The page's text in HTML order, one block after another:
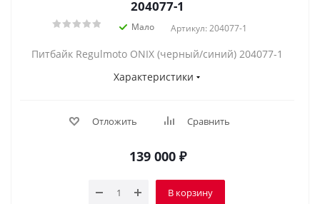
204077-1
Мало Артикул: 204077-1
Питбайк Regulmoto ONIX (черный/синий) 204077-1
Характеристики
Отложить Сравнить
139 000₽
В корзину